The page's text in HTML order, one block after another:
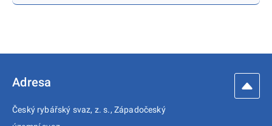
Adresa
Český rybářský svaz, z. s., Západočeský